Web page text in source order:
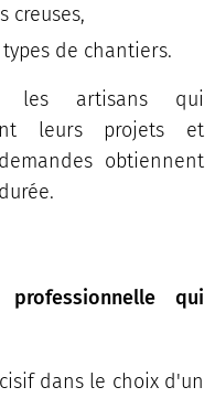
creuses,
de chantiers.
les artisans qui
leurs projets et
obtiennent
qui
dans le choix d'un